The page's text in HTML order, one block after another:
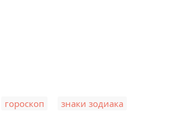
гороскоп знаки зодиака